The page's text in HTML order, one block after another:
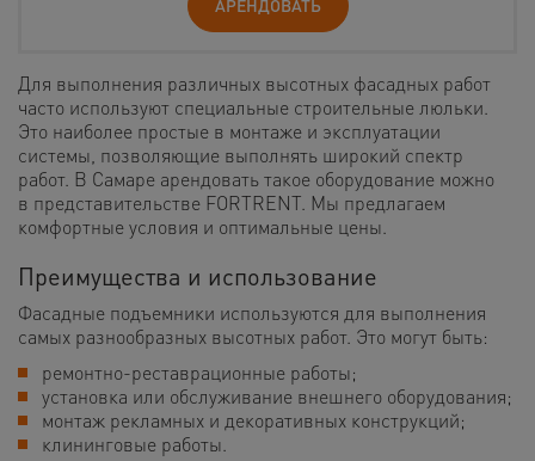
АРЕНДОВАТЬ
Для выполнения различных высотных фасадных работ
часто используют специальные строительные люльки.
Это наиболее простые в монтаже и эксплуатации
системы, позволяющие выполнять широкий спектр
работ. В Самаре арендовать такое оборудование можно
в представительстве FORTRENT. Мы предлагаем
комфортные условия и оптимальные цены.
Преимущества и использование
Фасадные подъемники используются для выполнения
самых разнообразных высотных работ. Это могут быть:
ремонтно-реставрационные работы;
установка или обслуживание внешнего оборудования;
монтаж рекламных и декоративных конструкций;
клининговые работы.